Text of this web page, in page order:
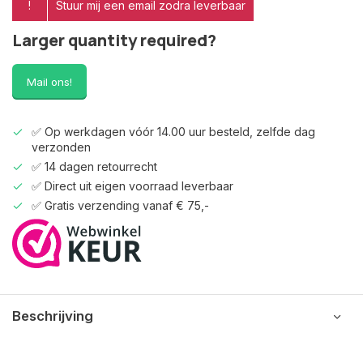
! Stuur mij een email zodra leverbaar
Larger quantity required?
Mail ons!
✅ Op werkdagen vóór 14.00 uur besteld, zelfde dag
verzonden
✅ 14 dagen retourrecht
✅ Direct uit eigen voorraad leverbaar
✅ Gratis verzending vanaf € 75,-
Beschrijving